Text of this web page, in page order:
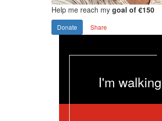
Help me reach my goal of €150
Donate Share
I'm